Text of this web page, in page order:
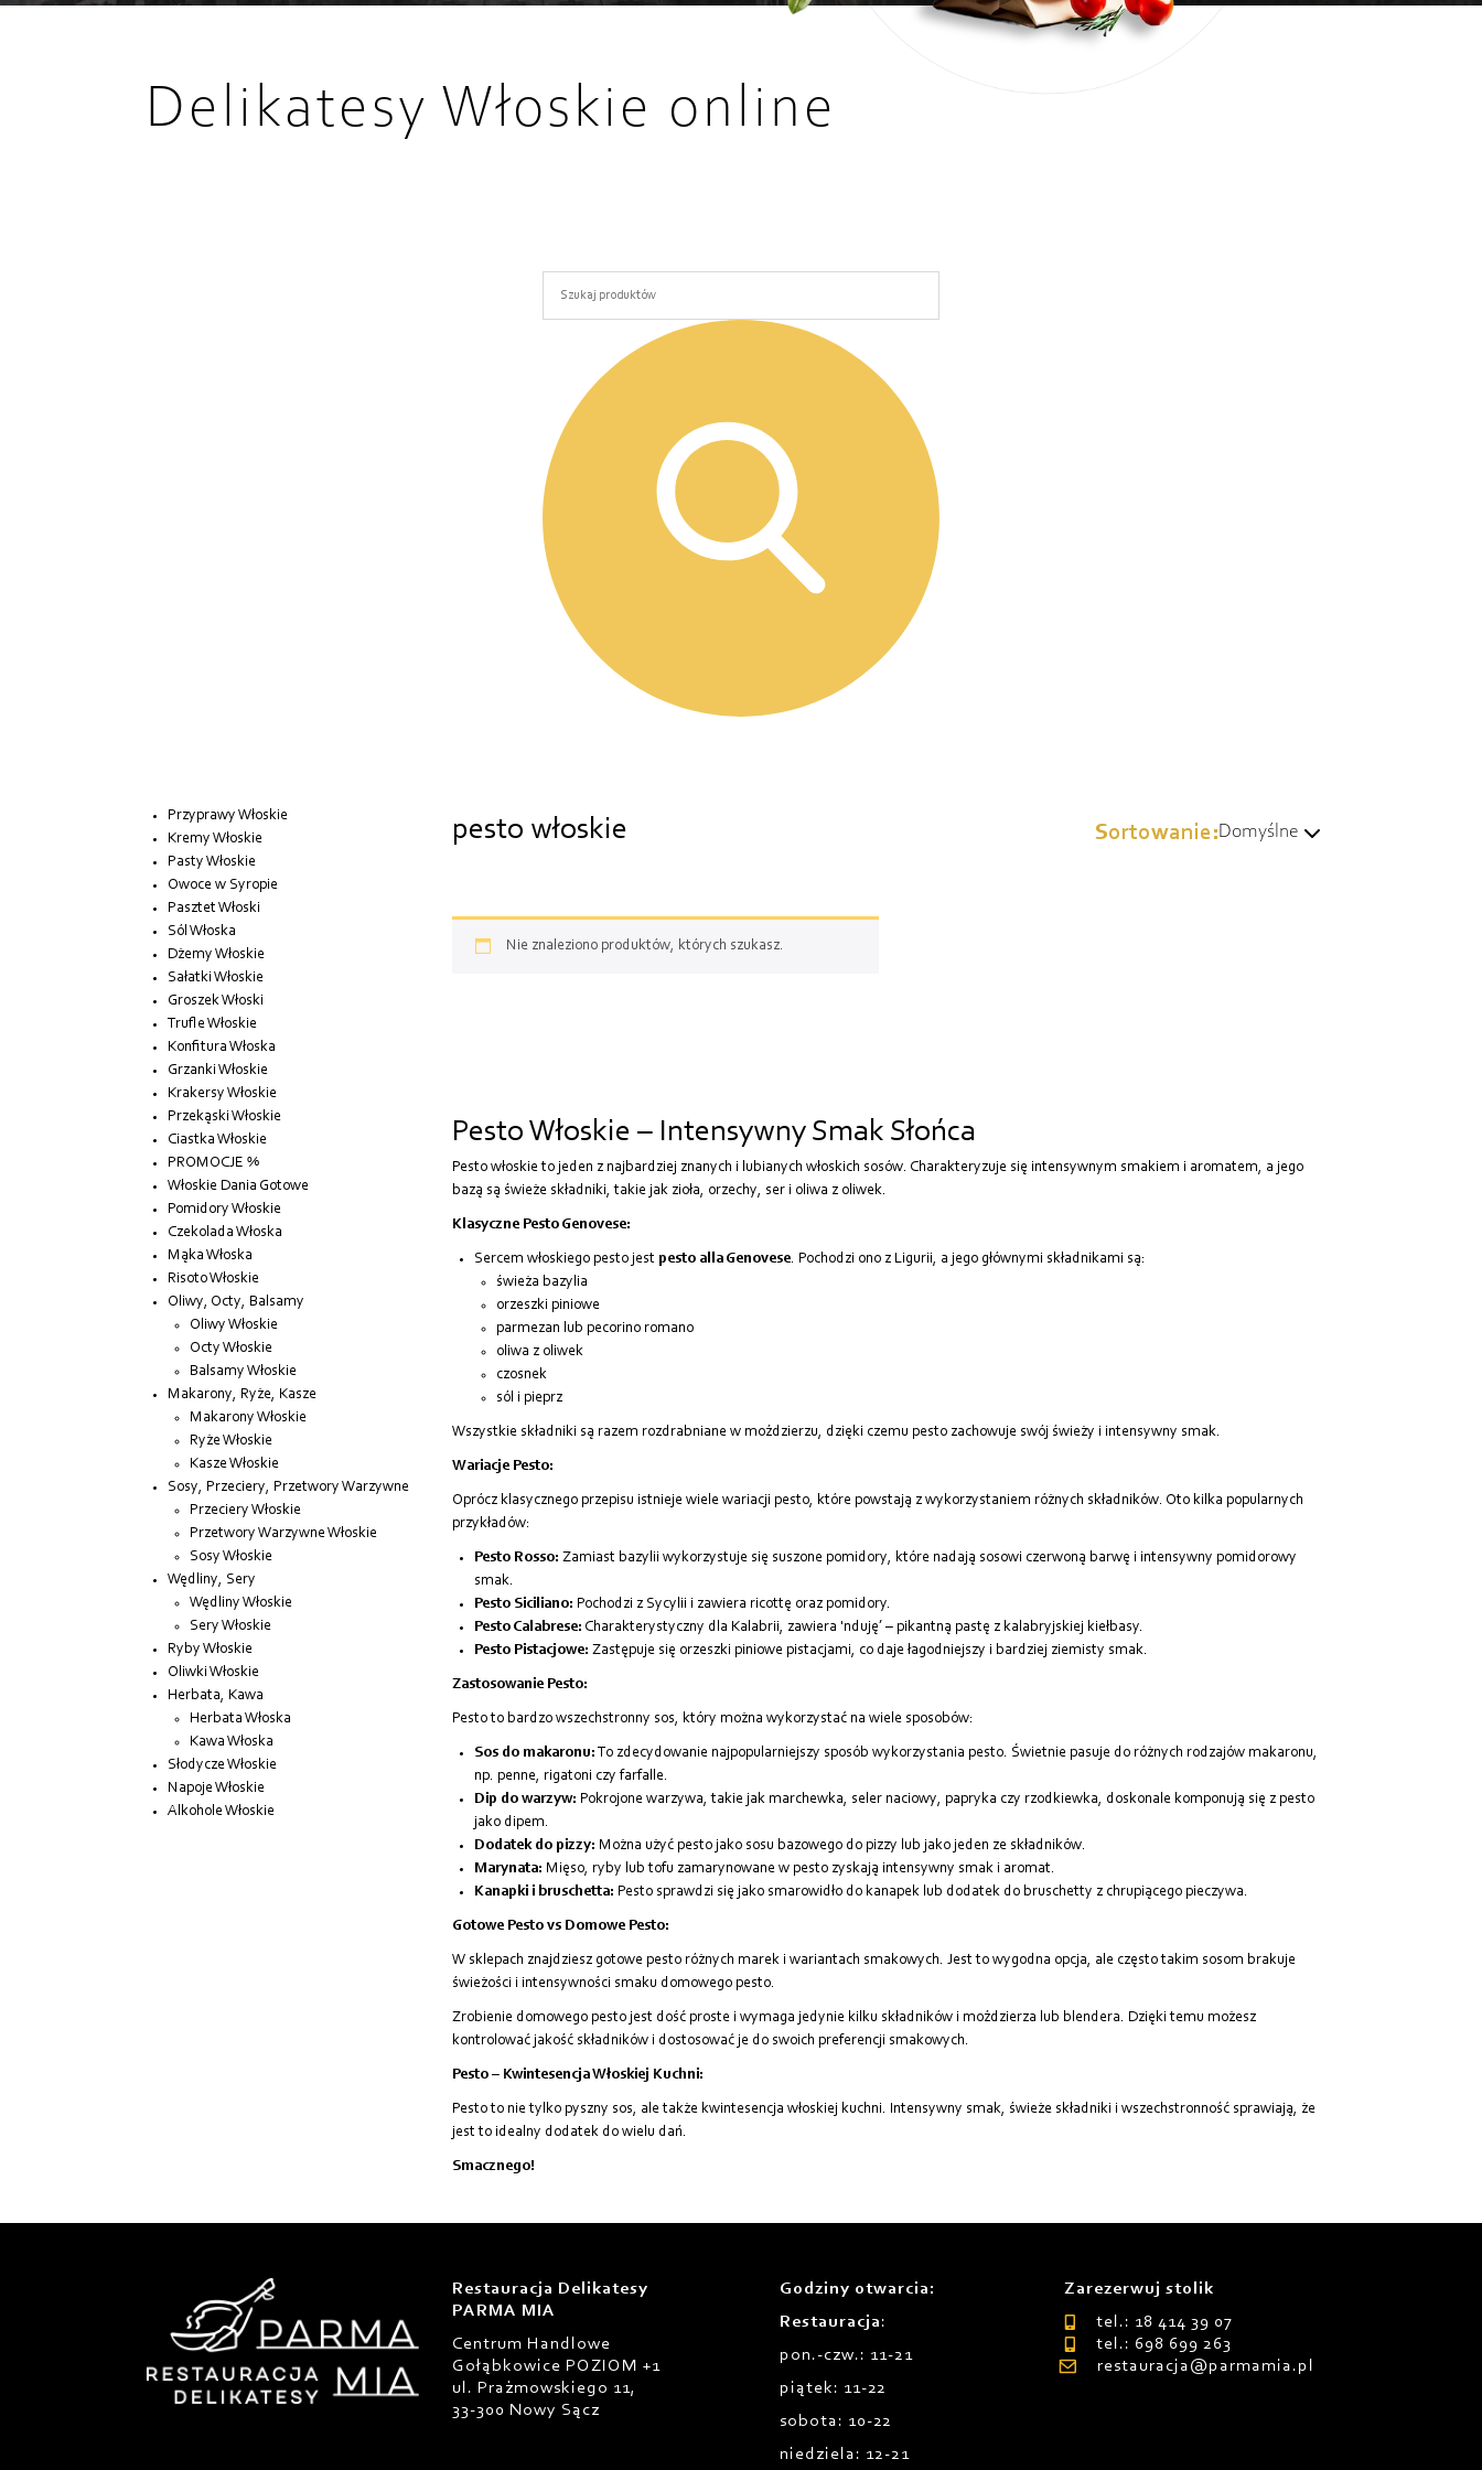
Delikatesy Włoskie online
Przyprawy Włoskie
Kremy Włoskie
Pasty Włoskie
Owoce w Syropie
Pasztet Włoski
Sól Włoska
Dżemy Włoskie
Sałatki Włoskie
Groszek Włoski
Trufle Włoskie
Konfitura Włoska
Grzanki Włoskie
Krakersy Włoskie
Przekąski Włoskie
Ciastka Włoskie
PROMOCJE %
Włoskie Dania Gotowe
Pomidory Włoskie
Czekolada Włoska
Mąka Włoska
Risoto Włoskie
Oliwy, Octy, Balsamy
Oliwy Włoskie
Octy Włoskie
Balsamy Włoskie
Makarony, Ryże, Kasze
Makarony Włoskie
Ryże Włoskie
Kasze Włoskie
Sosy, Przeciery, Przetwory Warzywne
Przeciery Włoskie
Przetwory Warzywne Włoskie
Sosy Włoskie
Wędliny, Sery
Wędliny Włoskie
Sery Włoskie
Ryby Włoskie
Oliwki Włoskie
Herbata, Kawa
Herbata Włoska
Kawa Włoska
Słodycze Włoskie
Napoje Włoskie
Alkohole Włoskie
pesto włoskie Sortowanie:Domyślne
Nie znaleziono produktów, których szukasz.
Pesto Włoskie – Intensywny Smak Słońca
Pesto włoskie to jeden z najbardziej znanych i lubianych włoskich sosów. Charakteryzuje się intensywnym smakiem i aromatem, a jego
bazą są świeże składniki, takie jak zioła, orzechy, ser i oliwa z oliwek.
Klasyczne Pesto Genovese:
Sercem włoskiego pesto jest pesto alla Genovese. Pochodzi ono z Ligurii, a jego głównymi składnikami są:
świeża bazylia
orzeszki piniowe
parmezan lub pecorino romano
oliwa z oliwek
czosnek
sól i pieprz
Wszystkie składniki są razem rozdrabniane w moździerzu, dzięki czemu pesto zachowuje swój świeży i intensywny smak.
Wariacje Pesto:
Oprócz klasycznego przepisu istnieje wiele wariacji pesto, które powstają z wykorzystaniem różnych składników. Oto kilka popularnych
przykładów:
Pesto Rosso: Zamiast bazylii wykorzystuje się suszone pomidory, które nadają sosowi czerwoną barwę i intensywny pomidorowy
smak.
Pesto Siciliano: Pochodzi z Sycylii i zawiera ricottę oraz pomidory.
Pesto Calabrese: Charakterystyczny dla Kalabrii, zawiera 'nduję’ – pikantną pastę z kalabryjskiej kiełbasy.
Pesto Pistacjowe: Zastępuje się orzeszki piniowe pistacjami, co daje łagodniejszy i bardziej ziemisty smak.
Zastosowanie Pesto:
Pesto to bardzo wszechstronny sos, który można wykorzystać na wiele sposobów:
Sos do makaronu: To zdecydowanie najpopularniejszy sposób wykorzystania pesto. Świetnie pasuje do różnych rodzajów makaronu,
np. penne, rigatoni czy farfalle.
Dip do warzyw: Pokrojone warzywa, takie jak marchewka, seler naciowy, papryka czy rzodkiewka, doskonale komponują się z pesto
jako dipem.
Dodatek do pizzy: Można użyć pesto jako sosu bazowego do pizzy lub jako jeden ze składników.
Marynata: Mięso, ryby lub tofu zamarynowane w pesto zyskają intensywny smak i aromat.
Kanapki i bruschetta: Pesto sprawdzi się jako smarowidło do kanapek lub dodatek do bruschetty z chrupiącego pieczywa.
Gotowe Pesto vs Domowe Pesto:
W sklepach znajdziesz gotowe pesto różnych marek i wariantach smakowych. Jest to wygodna opcja, ale często takim sosom brakuje
świeżości i intensywności smaku domowego pesto.
Zrobienie domowego pesto jest dość proste i wymaga jedynie kilku składników i moździerza lub blendera. Dzięki temu możesz
kontrolować jakość składników i dostosować je do swoich preferencji smakowych.
Pesto – Kwintesencja Włoskiej Kuchni:
Pesto to nie tylko pyszny sos, ale także kwintesencja włoskiej kuchni. Intensywny smak, świeże składniki i wszechstronność sprawiają, że
jest to idealny dodatek do wielu dań.
Smacznego!
Restauracja Delikatesy
PARMA MIA
Centrum Handlowe
Gołąbkowice POZIOM +1
ul. Prażmowskiego 11,
33-300 Nowy Sącz
Godziny otwarcia:
Restauracja:
pon.-czw.: 11-21
piątek: 11-22
sobota: 10-22
niedziela: 12-21
Zarezerwuj stolik
tel.: 18 414 39 07
tel.: 698 699 263
restauracja@parmamia.pl